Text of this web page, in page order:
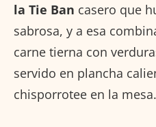
la Tie Ban casero que
sabrosa, y a esa
carne tierna con
servido en plancha
chisporrotee en la